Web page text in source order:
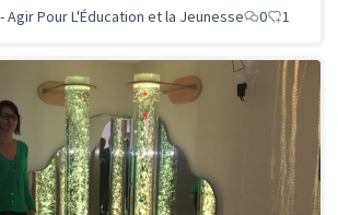
- Agir Pour L'Éducation et la Jeunesse
0 1